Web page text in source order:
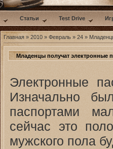
Статьи Test Drive
Главная » 2010 » Февраль » 24 »
Младенцы получат электронные
Электронные
Изначально
паспортами
сейчас это
мужского пола